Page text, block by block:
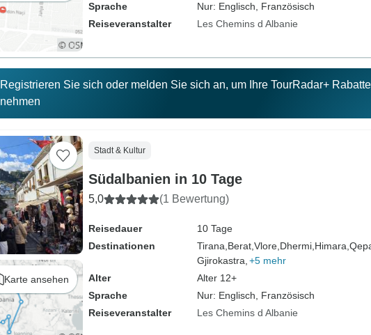
Sprache
Nur: Englisch, Französisch
Reiseveranstalter
Les Chemins d Albanie
Registrieren Sie sich oder melden Sie sich an, um Ihre TourRadar+
nehmen
Karte ansehen
Stadt & Kultur
Südalbanien in 10 Tage
5,0 (1 Bewertung)
Reisedauer
10 Tage
Destinationen
Tirana, Berat, Vlore, Dhermi, Himara,
Gjirokastra, +5 mehr
Alter
Alter 12+
Sprache
Nur: Englisch, Französisch
Reiseveranstalter
Les Chemins d Albanie